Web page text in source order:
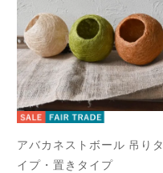
アバカネストボール 吊りタ
イプ・置きタイプ